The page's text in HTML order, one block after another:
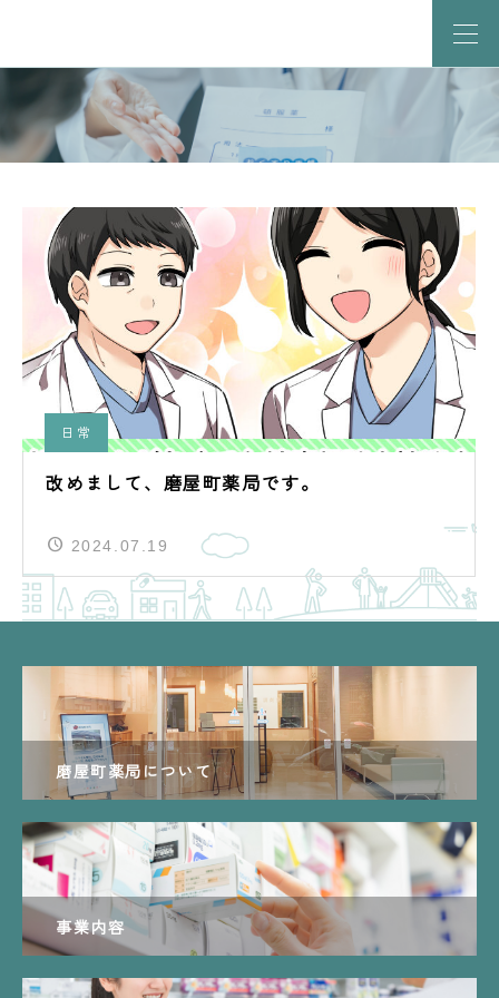
日常
改めまして、磨屋町薬局です。
2024.07.19
磨屋町薬局について
事業内容